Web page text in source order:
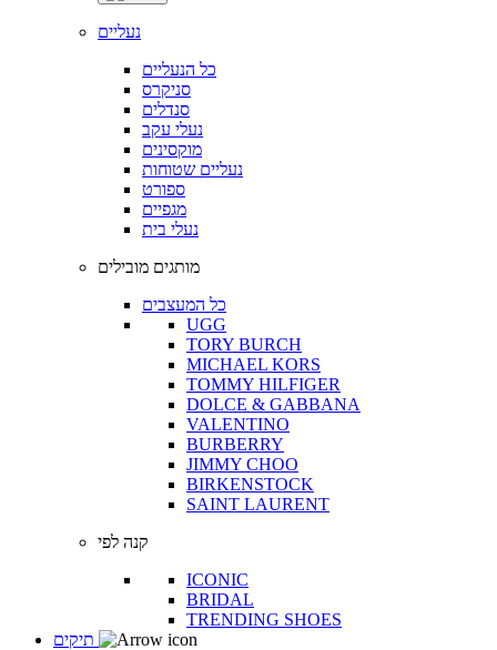
נעליים
כל הנעליים
סניקרס
סנדלים
נעלי עקב
מוקסינים
נעליים שטוחות
ספורט
מגפיים
נעלי בית
מותגים מובילים
כל המעצבים
UGG
TORY BURCH
MICHAEL KORS
TOMMY HILFIGER
DOLCE & GABBANA
VALENTINO
BURBERRY
JIMMY CHOO
BIRKENSTOCK
SAINT LAURENT
קנה לפי
ICONIC
BRIDAL
TRENDING SHOES